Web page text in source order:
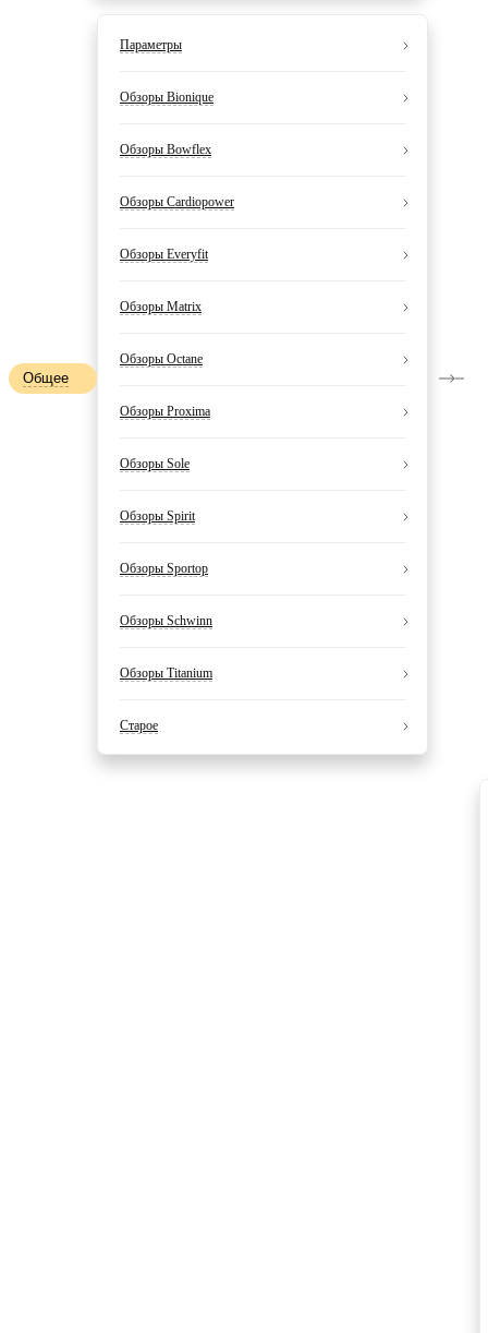
Общее
Параметры
Обзоры Bionique
Обзоры Bowflex
Обзоры Cardiopower
Обзоры Everyfit
Обзоры Matrix
Обзоры Octane
Обзоры Proxima
Обзоры Sole
Обзоры Spirit
Обзоры Sportop
Обзоры Schwinn
Обзоры Titanium
Старое